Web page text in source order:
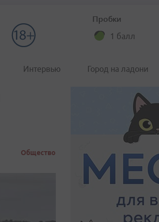
Пробки
1 балл
Интервью Город на ладони
Общество